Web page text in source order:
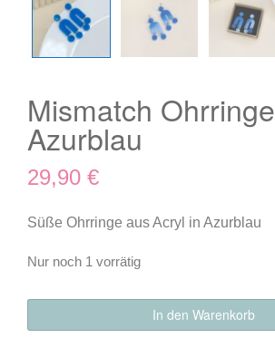
Mismatch Ohrringe
Azurblau
29,90 €
Süße Ohrringe aus Acryl in Azurblau
Nur noch 1 vorrätig
Ohrringe
In den Warenkorb